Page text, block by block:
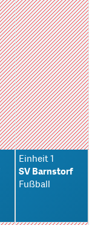
Einheit 1
SV Barnstorf
Fußball